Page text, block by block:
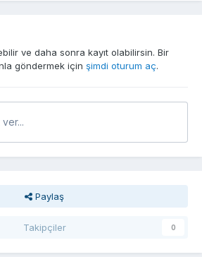
ve daha sonra kayıt olabilirsin. Bir
göndermek için şimdi oturum aç.
Paylaş
Takipçiler 0